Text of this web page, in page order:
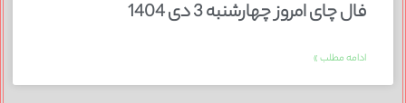
فال چای امروز چهارشنبه 3 دی 1404
ادامه مطلب »